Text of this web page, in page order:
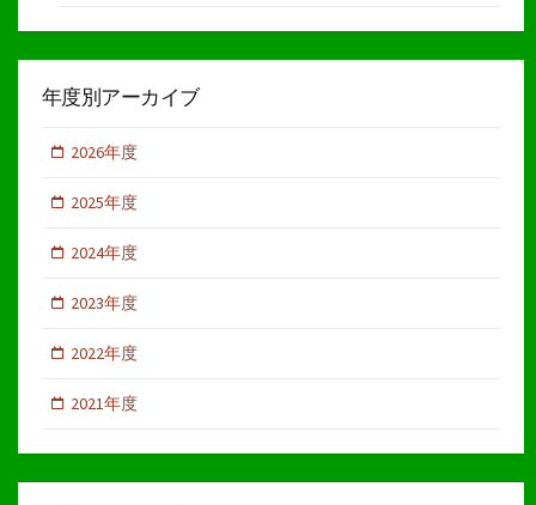
年度別アーカイブ
2026年度
2025年度
2024年度
2023年度
2022年度
2021年度